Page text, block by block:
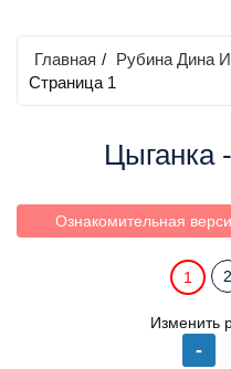
Главная / Рубина Дина
Страница 1
Цыганка
Ознакомительная
1 2
Изменить